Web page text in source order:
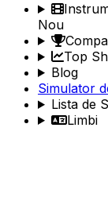
Nou
Top
Blog
Simulator
Lista de
Limbi